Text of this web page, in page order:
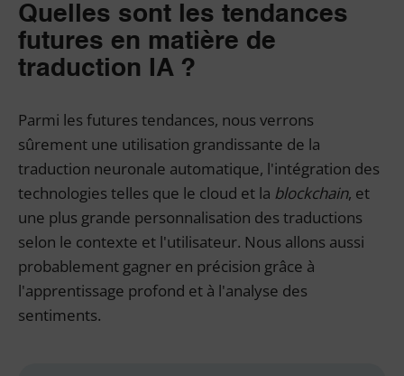
Quelles sont les tendances
futures en matière de
traduction IA ?
Parmi les futures tendances, nous verrons
sûrement une utilisation grandissante de la
traduction neuronale automatique, l'intégration des
technologies telles que le cloud et la blockchain, et
une plus grande personnalisation des traductions
selon le contexte et l'utilisateur. Nous allons aussi
probablement gagner en précision grâce à
l'apprentissage profond et à l'analyse des
sentiments.